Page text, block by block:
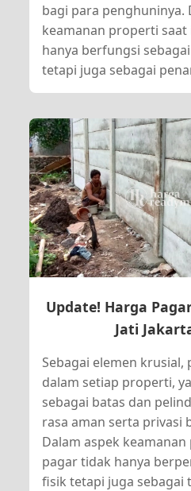
bagi para penghuninya.
keamanan properti
hanya berfungsi
tetapi juga sebagai
Update! Harga
Jati
Sebagai elemen krusial,
dalam setiap properti,
sebagai batas dan
rasa aman serta privasi
Dalam aspek
pagar tidak hanya
fisik tetapi juga sebagai